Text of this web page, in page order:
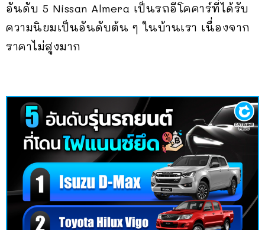
อันดับ 5 Nissan Almera เป็นรถอีโคคาร์ที่ได้รับ
ความนิยมเป็นอันดับต้น ๆ ในบ้านเรา เนื่องจาก
ราคาไม่สูงมาก